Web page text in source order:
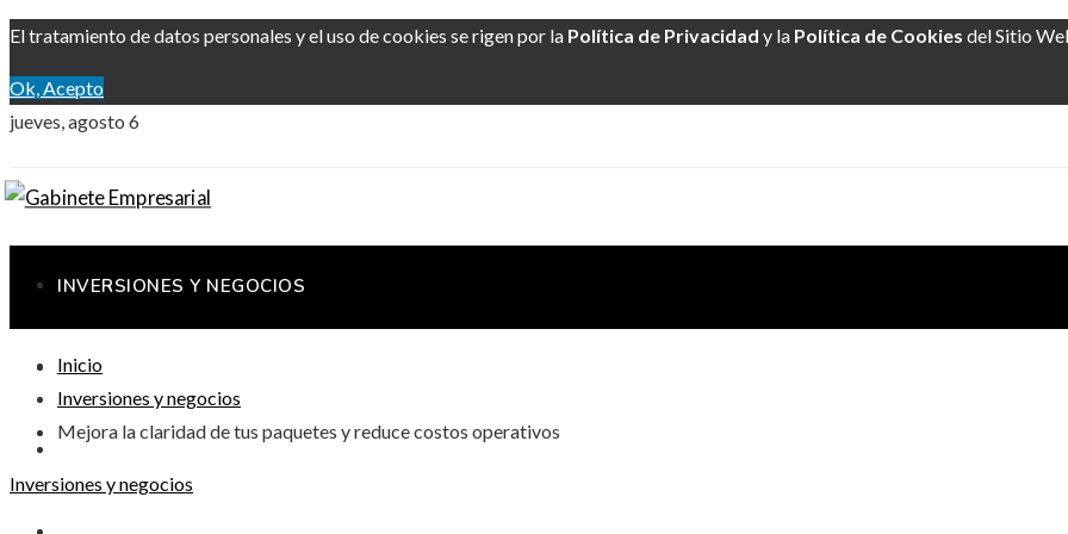
El tratamiento de datos personales y el uso de cookies se rigen por la Política de Privacidad y la Política de Cookies del Sitio
Ok, Acepto
jueves, agosto 6
INVERSIONES Y NEGOCIOS
RESPONSABILIDAD SOCIAL
Inicio
Inversiones y negocios
Mejora la claridad de tus paquetes y reduce costos operativos
Inversiones y negocios